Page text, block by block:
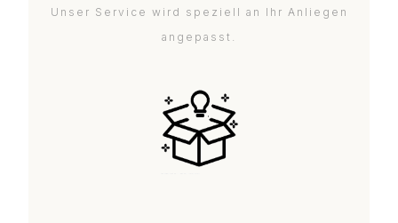
Unser Service wird speziell an Ihr Anliegen
angepasst.